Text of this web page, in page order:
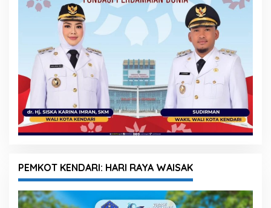
PEMKOT KENDARI: HARI RAYA WAISAK